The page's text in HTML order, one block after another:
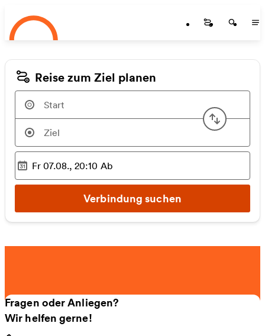
Zum Hauptinhalt springen
Startseite
Reise zum Ziel planen
Start
Ausgewählter Zeitpunkt
Fr 07.08., 20:10 Ab
Verbindung suchen
Fragen oder Anliegen?
Wir helfen gerne!